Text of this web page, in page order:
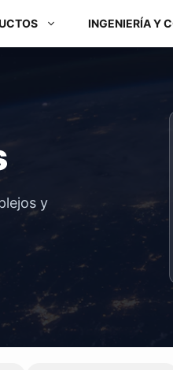
PC y Panel PC
INGENIERÍA Y
y